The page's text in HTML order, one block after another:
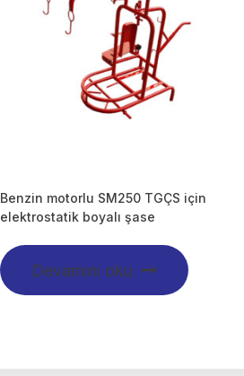
Benzin motorlu SM250 TGÇS için
elektrostatik boyalı şase
Devamını oku